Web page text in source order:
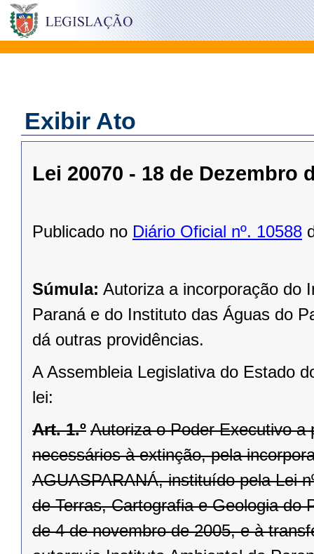
Exibir Ato
Lei 20070 - 18 de Dezembro
Publicado no Diário Oficial nº. 10588
Súmula: Autoriza a incorporação do
Paraná e do Instituto das Águas do
dá outras providências.
A Assembleia Legislativa do Estado
lei:
Art. 1.º Autoriza o Poder Executivo
necessários à extinção, pela
AGUASPARANÁ, instituído pela Lei
de Terras, Cartografia e Geologia do
de 4 de novembro de 2005, e à